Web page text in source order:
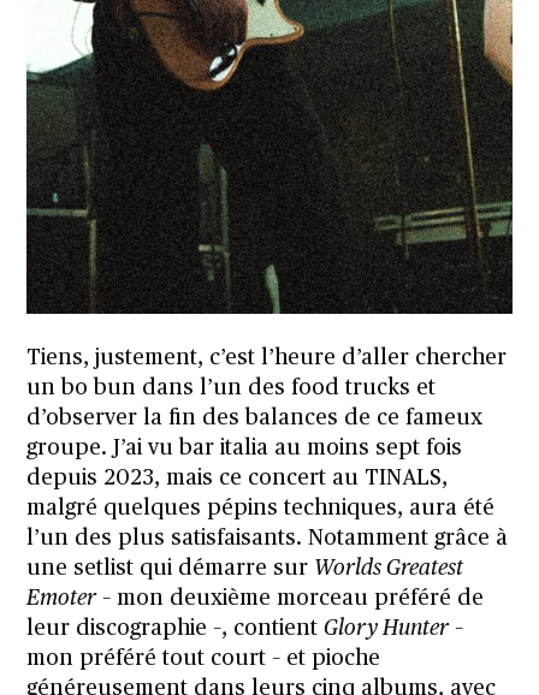
Tiens, justement, c’est l’heure d’aller chercher
un bo bun dans l’un des food trucks et
d’observer la fin des balances de ce fameux
groupe. J’ai vu bar italia au moins sept fois
depuis 2023, mais ce concert au TINALS,
malgré quelques pépins techniques, aura été
l’un des plus satisfaisants. Notamment grâce à
une setlist qui démarre sur Worlds Greatest
Emoter– mon deuxième morceau préféré de
leur discographie –, contientGlory Hunter–
mon préféré tout court – et pioche
généreusement dans leurs cinq albums, avec